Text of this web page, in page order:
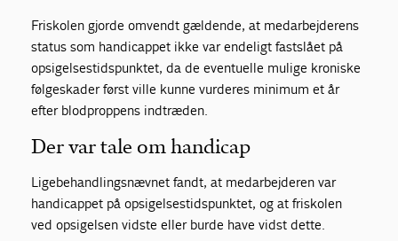
Friskolen gjorde omvendt gældende, at medarbejderens
status som handicappet ikke var endeligt fastslået på
opsigelsestidspunktet, da de eventuelle mulige kroniske
følgeskader først ville kunne vurderes minimum et år
efter blodproppens indtræden.
Der var tale om handicap
Ligebehandlingsnævnet fandt, at medarbejderen var
handicappet på opsigelsestidspunktet, og at friskolen
ved opsigelsen vidste eller burde have vidst dette.